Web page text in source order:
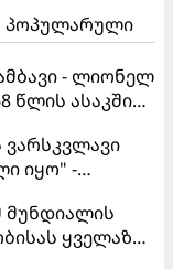
პოპულარული
- ლიონელ
წლის ასაკში
იყო" -
ისაუბრა
მუნდიალის
ყველაზე